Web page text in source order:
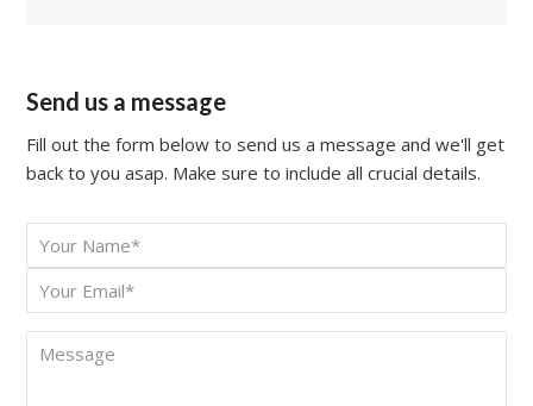
Send us a message
Fill out the form below to send us a message and we'll get
back to you asap. Make sure to include all crucial details.
Your
Name *
Your
Email
Message